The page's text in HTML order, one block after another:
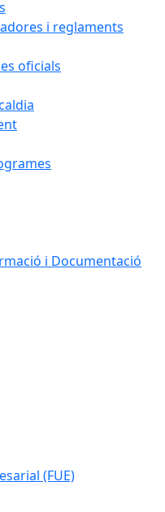
i reglaments
oficials
i Documentació
(FUE)